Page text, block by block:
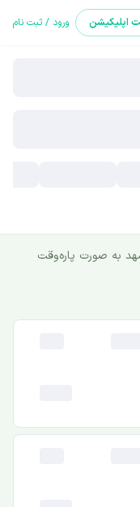
اپلیکیشن ورود / ثبت نام
به صورت پاره‌وقت